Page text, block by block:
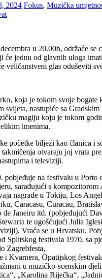
2024 Fokus, Muzička
u 20.00h, održaće se
će jednu od glavnih uloga
veličanstveni glas oduševiti
koja je tokom svoje bogate
svijeta, nastupiće sa Gradskim
magiju koju je tokom
imenima.
početke bilježi kao članica i
otvaraju joj vrata
i televiziji.
pobjeđuje na festivalu u Porto
sarađujući s
nagrade u Tokiju, Los
Caracasu, Curacau,
Janeiru itd. (pobjeđujući
te ugošćujući Julia
Vraća se u Hrvatsku.
Splitskog festivala 1970. sa
Zagrebfesta,
i Kvarnera, Opatijskog
u muzičko-scenskim
„Karolina Riječka“,